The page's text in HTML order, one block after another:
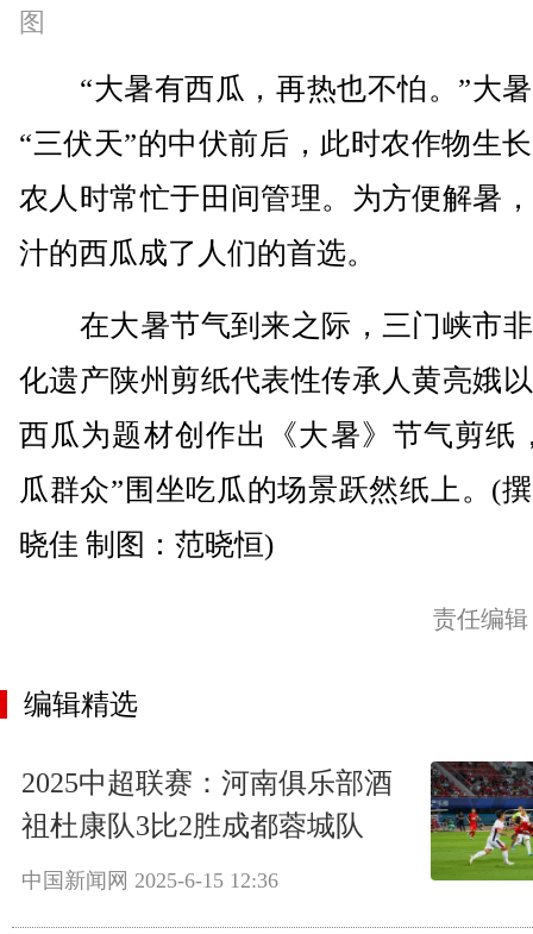
图
“大暑有西瓜，再热也不怕。”大
“三伏天”的中伏前后，此时农作物生
农人时常忙于田间管理。为方便解暑
汁的西瓜成了人们的首选。
在大暑节气到来之际，三门峡市
化遗产陕州剪纸代表性传承人黄亮娥
西瓜为题材创作出《大暑》节气剪纸
瓜群众”围坐吃瓜的场景跃然纸上。(
晓佳 制图：范晓恒)
责任编
编辑精选
2025中超联赛：河南俱乐部酒
祖杜康队3比2胜成都蓉城队
中国新闻网 2025-6-15 12:36